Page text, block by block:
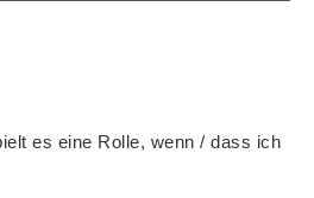
es eine Rol­le, wenn / dass ich